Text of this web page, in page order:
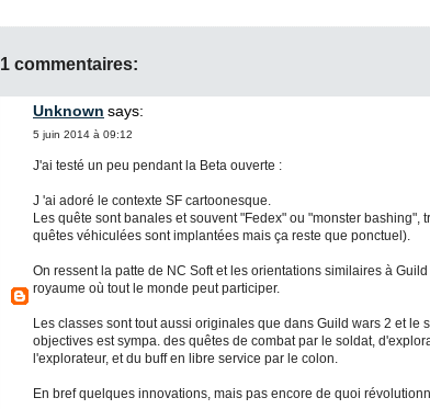
1 commentaires:
Unknown says:
5 juin 2014 à 09:12
J'ai testé un peu pendant la Beta ouverte :
J 'ai adoré le contexte SF cartoonesque.
Les quête sont banales et souvent "Fedex" ou "monster bashing",
quêtes véhiculées sont implantées mais ça reste que ponctuel).
On ressent la patte de NC Soft et les orientations similaires à
royaume où tout le monde peut participer.
Les classes sont tout aussi originales que dans Guild wars 2 et le
objectives est sympa. des quêtes de combat par le soldat,
l'explorateur, et du buff en libre service par le colon.
En bref quelques innovations, mais pas encore de quoi